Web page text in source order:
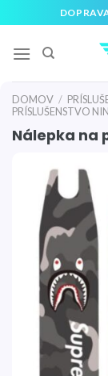
na
obsah
DOMOV /
PRÍSLUŠENSTVO
Nálepka na